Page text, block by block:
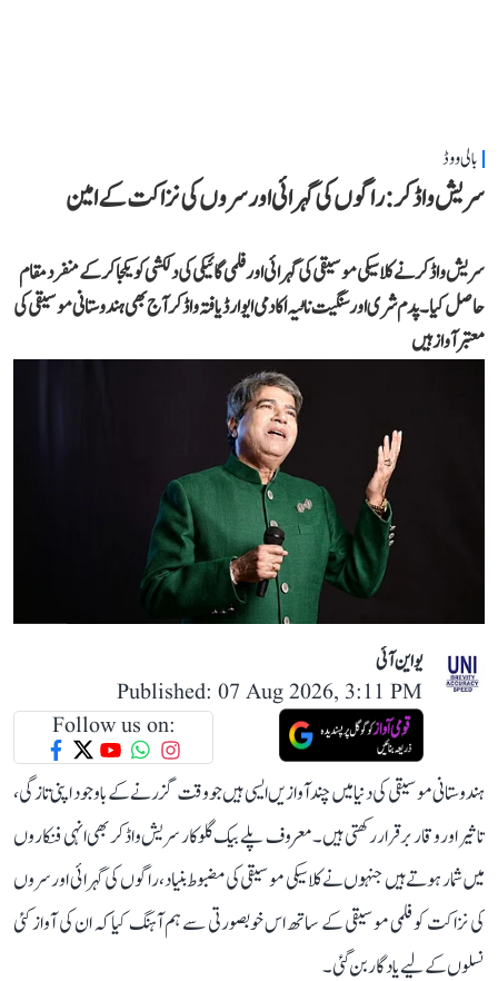
بالی ووڈ
سریش واڈکر: راگوں کی گہرائی اور سروں کی نزاکت کے امین
سریش واڈکر نے کلاسیکی موسیقی کی گہرائی اور فلمی گائیکی کی دلکشی کو یکجا کر کے منفرد مقام
حاصل کیا۔ پدم شری اور سنگیت ناٹیہ اکادمی ایوارڈ یافتہ واڈکر آج بھی ہندوستانی موسیقی کی
معتبر آواز ہیں
یو این آئی
Published: 07 Aug 2026, 3:11 PM
Follow us on:
ہندوستانی موسیقی کی دنیا میں چند آوازیں ایسی ہیں جو وقت گزرنے کے باوجود اپنی تازگی،
تاثیر اور وقار برقرار رکھتی ہیں۔ معروف پلے بیک گلوکار سریش واڈکر بھی انہی فنکاروں
میں شمار ہوتے ہیں جنہوں نے کلاسیکی موسیقی کی مضبوط بنیاد، راگوں کی گہرائی اور سروں
کی نزاکت کو فلمی موسیقی کے ساتھ اس خوبصورتی سے ہم آہنگ کیا کہ ان کی آواز کئی
نسلوں کے لیے یادگار بن گئی۔